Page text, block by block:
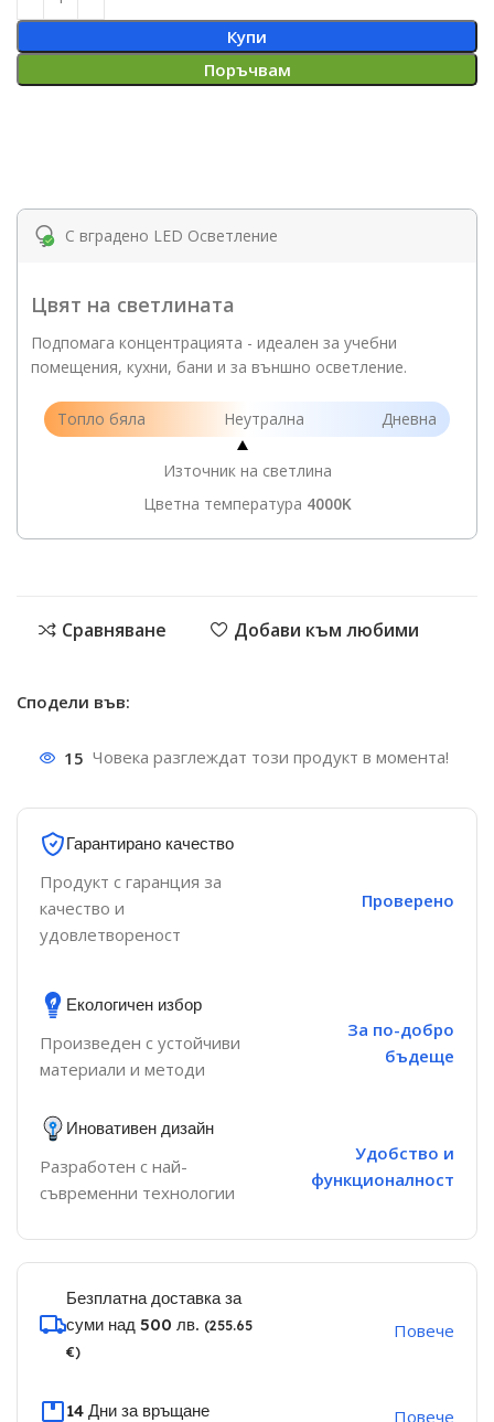
Купи
Поръчвам
С вградено LED Осветление
Цвят на светлината
Подпомага концентрацията - идеален за учебни
помещения, кухни, бани и за външно осветление.
Топло бяла Неутрална Дневна
Източник на светлина
Цветна температура 4000K
Сравняване Добави към любими
Сподели във:
15 Човека разглеждат този продукт в момента!
Гарантирано качество
Продукт с гаранция за
качество и
удовлетвореност
Проверено
Екологичен избор
Произведен с устойчиви
материали и методи
За по-добро
бъдеще
Иновативен дизайн
Разработен с най-
съвременни технологии
Удобство и
функционалност
Безплатна доставка за
суми над 500 лв. (255.65
€)
Повече
14 Дни за връщане Повече